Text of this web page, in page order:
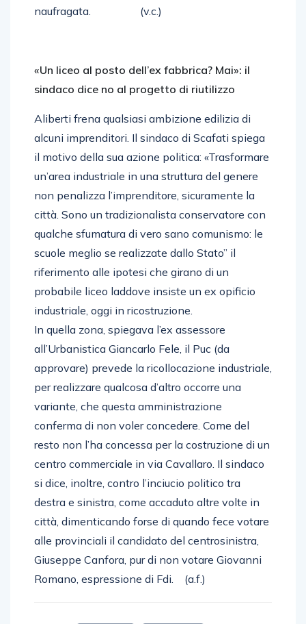
naufragata. (v.c.)
«Un liceo al posto dell’ex fabbrica? Mai»: il
sindaco dice no al progetto di riutilizzo
Aliberti frena qualsiasi ambizione edilizia di
alcuni imprenditori. Il sindaco di Scafati spiega
il motivo della sua azione politica: «Trasformare
un’area industriale in una struttura del genere
non penalizza l’imprenditore, sicuramente la
città. Sono un tradizionalista conservatore con
qualche sfumatura di vero sano comunismo: le
scuole meglio se realizzate dallo Stato” il
riferimento alle ipotesi che girano di un
probabile liceo laddove insiste un ex opificio
industriale, oggi in ricostruzione.
In quella zona, spiegava l’ex assessore
all’Urbanistica Giancarlo Fele, il Puc (da
approvare) prevede la ricollocazione industriale,
per realizzare qualcosa d’altro occorre una
variante, che questa amministrazione
conferma di non voler concedere. Come del
resto non l’ha concessa per la costruzione di un
centro commerciale in via Cavallaro. Il sindaco
si dice, inoltre, contro l’inciucio politico tra
destra e sinistra, come accaduto altre volte in
città, dimenticando forse di quando fece votare
alle provinciali il candidato del centrosinistra,
Giuseppe Canfora, pur di non votare Giovanni
Romano, espressione di Fdi. (a.f.)